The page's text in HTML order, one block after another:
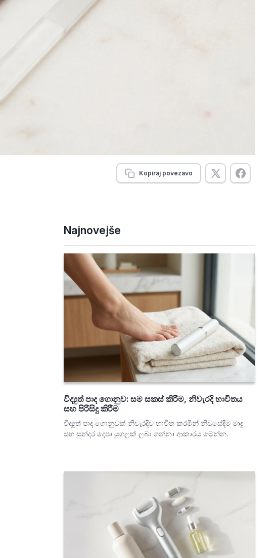
Kopiraj povezavo
Najnovejše
විද්‍යුත් පාද ගොනුව: සම සකස් කිරීම, නිවැරදි භාවිතය
සහ පිරිසිදු කිරීම
විද්‍යුත් පාද ගොනුවක් නිවැරදිව භාවිත කරමින් නිවසේදීම මෘදු
සහ සුන්දර දෙපා යුගලක් ලබා ගන්නා ආකාරය මෙන්න.